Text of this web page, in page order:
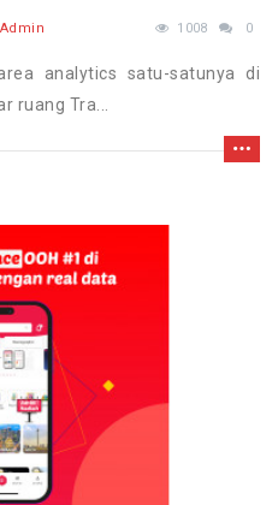
1008 0
analytics satu-satunya di
ruang Tra...